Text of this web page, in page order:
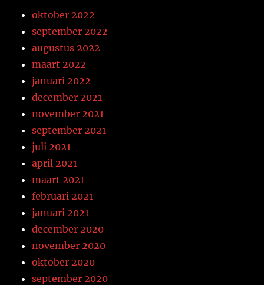
oktober 2022
september 2022
augustus 2022
maart 2022
januari 2022
december 2021
november 2021
september 2021
juli 2021
april 2021
maart 2021
februari 2021
januari 2021
december 2020
november 2020
oktober 2020
september 2020